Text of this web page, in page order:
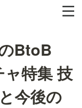
BtoB
特集 技
今後の